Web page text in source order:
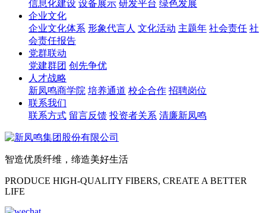
信息化建设 设备展示 研发平台 绿色发展
企业文化
企业文化体系 形象代言人 文化活动 主题年 社会责任 社
会责任报告
党群联动
党建群团 创先争优
人才战略
新凤鸣商学院 培养通道 校企合作 招聘岗位
联系我们
联系方式 留言反馈 投资者关系 清廉新凤鸣
智造优质纤维，缔造美好生活
PRODUCE HIGH-QUALITY FIBERS, CREATE A BETTER
LIFE